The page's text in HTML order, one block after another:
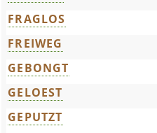
FRAGLOS
FREIWEG
GEBONGT
GELOEST
GEPUTZT